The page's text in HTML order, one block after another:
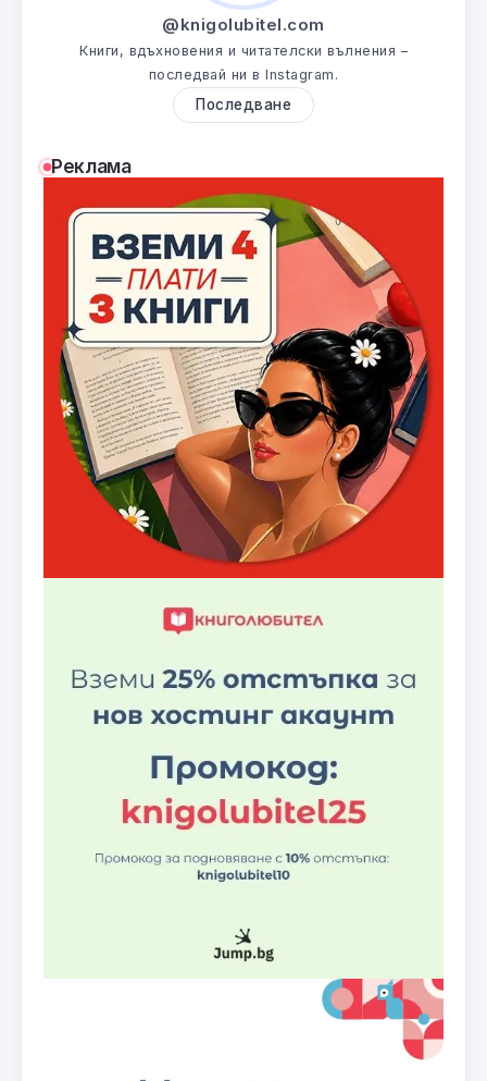
@knigolubitel.com
Книги, вдъхновения и читателски вълнения –
последвай ни в Instagram.
Последване
Реклама